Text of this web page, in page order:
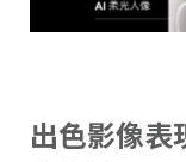
出色影像表